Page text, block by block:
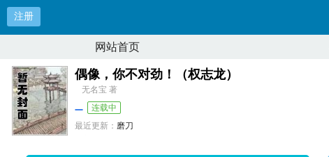
注册
网站首页
偶像，你不对劲！（权志龙）
无名宝 著
连载中
最近更新： 磨刀